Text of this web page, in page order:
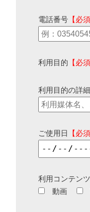
電話番号 【必須
利用目的 【必須
利用目的の詳細
ご使用日 【必須
利用コンテン
動画